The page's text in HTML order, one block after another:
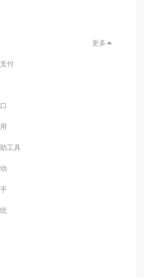
付
工具
更多 